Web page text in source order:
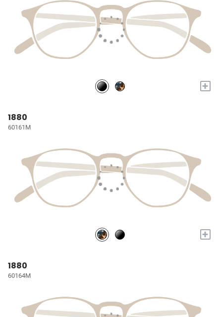
+
1880
60161M
+
1880
60164M